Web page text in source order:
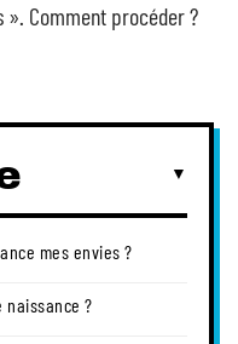
Comment procéder ?
mes envies ?
?